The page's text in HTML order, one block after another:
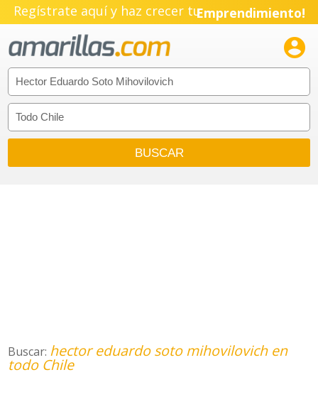
Regístrate aquí y haz crecer tuEmprendimiento!

Buscar: hector eduardo soto mihovilovich en
todo Chile